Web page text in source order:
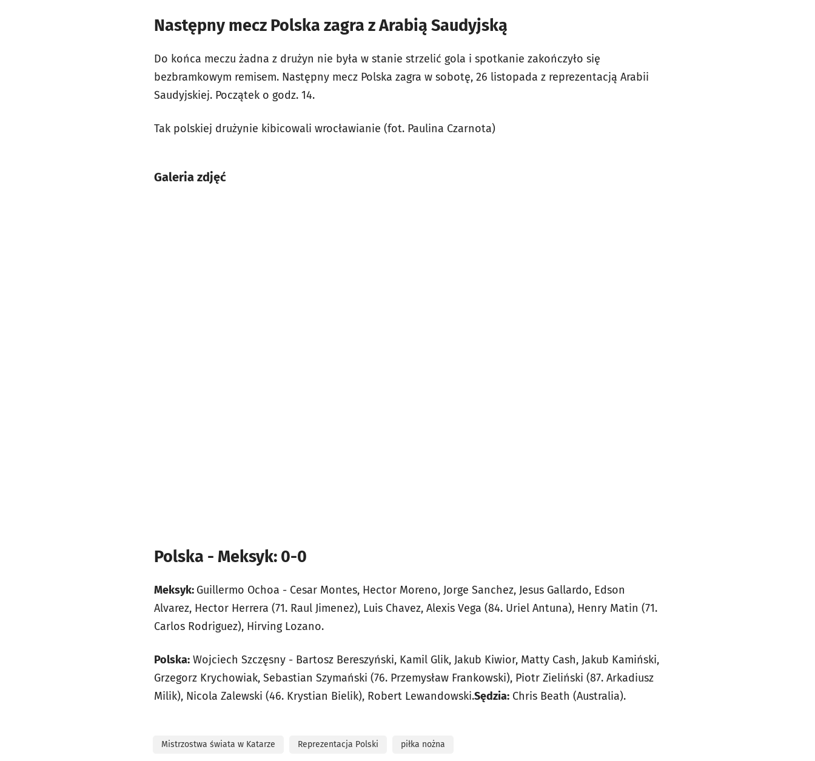
Następny mecz Polska zagra z Arabią Saudyjską
Do końca meczu żadna z drużyn nie była w stanie strzelić gola i spotkanie zakończyło się
bezbramkowym remisem. Następny mecz Polska zagra w sobotę, 26 listopada z reprezentacją Arabii
Saudyjskiej. Początek o godz. 14.
Tak polskiej drużynie kibicowali wrocławianie (fot. Paulina Czarnota)
Galeria zdjęć
Polska - Meksyk: 0-0
Meksyk: Guillermo Ochoa - Cesar Montes, Hector Moreno, Jorge Sanchez, Jesus Gallardo, Edson
Alvarez, Hector Herrera (71. Raul Jimenez), Luis Chavez, Alexis Vega (84. Uriel Antuna), Henry Matin (71.
Carlos Rodriguez), Hirving Lozano.
Polska: Wojciech Szczęsny - Bartosz Bereszyński, Kamil Glik, Jakub Kiwior, Matty Cash, Jakub Kamiński,
Grzegorz Krychowiak, Sebastian Szymański (76. Przemysław Frankowski), Piotr Zieliński (87. Arkadiusz
Milik), Nicola Zalewski (46. Krystian Bielik), Robert Lewandowski.Sędzia: Chris Beath (Australia).
Mistrzostwa świata w Katarze Reprezentacja Polski piłka nożna